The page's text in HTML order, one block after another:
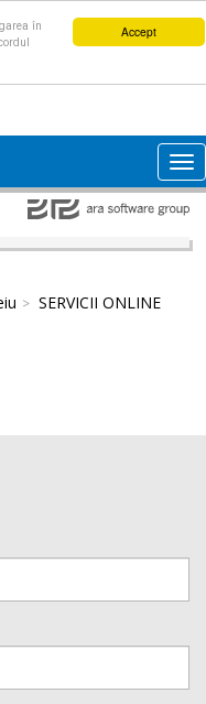
Accept
în
SERVICII ONLINE